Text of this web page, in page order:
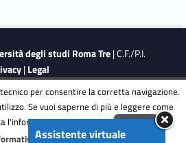
degli studi Roma Tre| C.F./P.I.
|Legal
Accessibility Target
Assistente virtuale
and the GooglePrivacy
per consentire la corretta navigazione.
Se vuoi saperne di più e leggere come
l'informativa estesa.ENG
Accetta
completa